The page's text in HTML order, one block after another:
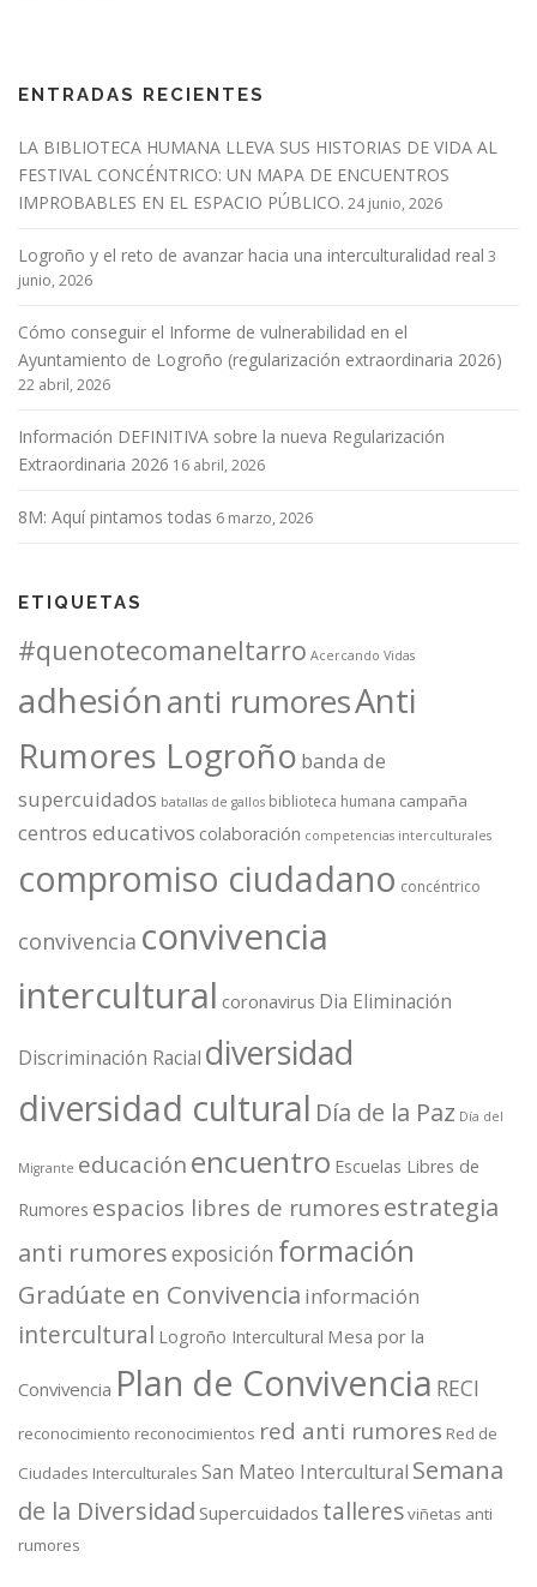
ENTRADAS RECIENTES
LA BIBLIOTECA HUMANA LLEVA SUS HISTORIAS DE VIDA AL
FESTIVAL CONCÉNTRICO: UN MAPA DE ENCUENTROS
IMPROBABLES EN EL ESPACIO PÚBLICO. 24 junio, 2026
Logroño y el reto de avanzar hacia una interculturalidad real 3
junio, 2026
Cómo conseguir el Informe de vulnerabilidad en el
Ayuntamiento de Logroño (regularización extraordinaria 2026)
22 abril, 2026
Información DEFINITIVA sobre la nueva Regularización
Extraordinaria 2026 16 abril, 2026
8M: Aquí pintamos todas 6 marzo, 2026
ETIQUETAS
#quenotecomaneltarro Acercando Vidas
adhesiónanti rumoresAnti
Rumores Logroño banda de
supercuidados batallas de gallos biblioteca humana campaña
centros educativos colaboración competencias interculturales
compromiso ciudadano concéntrico
convivencia convivencia
intercultural coronavirus Dia Eliminación
Discriminación Racial diversidad
diversidad cultural Día de la Paz Día del
Migrante educaciónencuentro Escuelas Libres de
Rumores espacios libres de rumores estrategia
anti rumoresexposición formación
Gradúate en Convivencia información
intercultural Logroño Intercultural Mesa por la
Convivencia Plan de Convivencia RECI
reconocimiento reconocimientos red anti rumores Red de
Ciudades Interculturales San Mateo Intercultural Semana
de la Diversidad Supercuidados talleresviñetas anti
rumores